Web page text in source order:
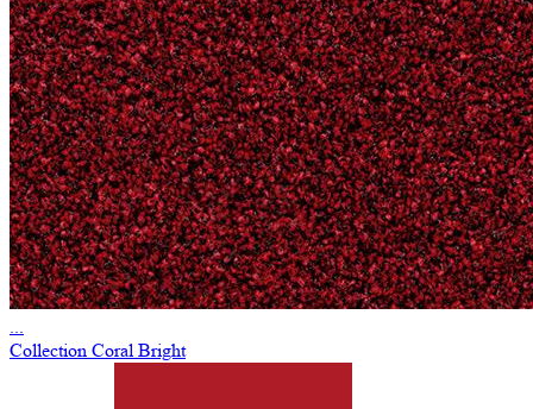
...
Collection Coral Bright